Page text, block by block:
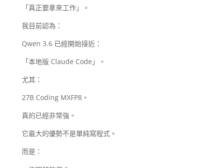
「真正要拿來工作」。
我目前認為：
Qwen 3.6 已經開始接近：
「本地版 Claude Code」。
尤其：
27B Coding MXFP8。
真的已經非常強。
它最大的優勢不是單純寫程式。
而是：